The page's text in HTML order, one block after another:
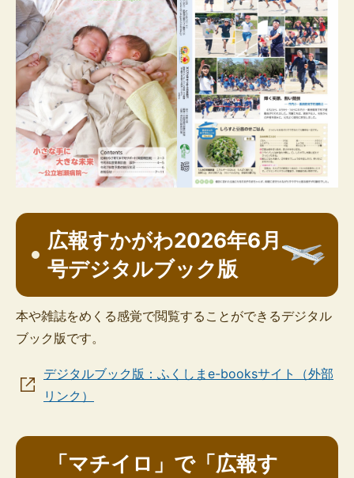
広報すかがわ2026年6月
号デジタルブック版
本や雑誌をめくる感覚で閲覧することができるデジタル
ブック版です。
デジタルブック版：ふくしまe-booksサイト（外部
リンク）
「マチイロ」で「広報す